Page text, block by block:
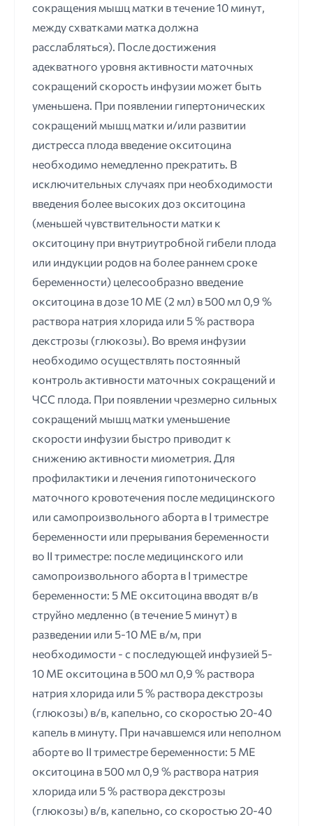
сокращения мышц матки в течение 10 минут,
между схватками матка должна
расслабляться). После достижения
адекватного уровня активности маточных
сокращений скорость инфузии может быть
уменьшена. При появлении гипертонических
сокращений мышц матки и/или развитии
дистресса плода введение окситоцина
необходимо немедленно прекратить. В
исключительных случаях при необходимости
введения более высоких доз окситоцина
(меньшей чувствительности матки к
окситоцину при внутриутробной гибели плода
или индукции родов на более раннем сроке
беременности) целесообразно введение
окситоцина в дозе 10 ME (2 мл) в 500 мл 0,9 %
раствора натрия хлорида или 5 % раствора
декстрозы (глюкозы). Во время инфузии
необходимо осуществлять постоянный
контроль активности маточных сокращений и
ЧСС плода. При появлении чрезмерно сильных
сокращений мышц матки уменьшение
скорости инфузии быстро приводит к
снижению активности миометрия. Для
профилактики и лечения гипотонического
маточного кровотечения после медицинского
или самопроизвольного аборта в I триместре
беременности или прерывания беременности
во II триместре: после медицинского или
самопроизвольного аборта в I триместре
беременности: 5 ME окситоцина вводят в/в
струйно медленно (в течение 5 минут) в
разведении или 5-10 ME в/м, при
необходимости - с последующей инфузией 5-
10 ME окситоцина в 500 мл 0,9 % раствора
натрия хлорида или 5 % раствора декстрозы
(глюкозы) в/в, капельно, со скоростью 20-40
капель в минуту. При начавшемся или неполном
аборте во II триместре беременности: 5 ME
окситоцина в 500 мл 0,9 % раствора натрия
хлорида или 5 % раствора декстрозы
(глюкозы) в/в, капельно, со скоростью 20-40